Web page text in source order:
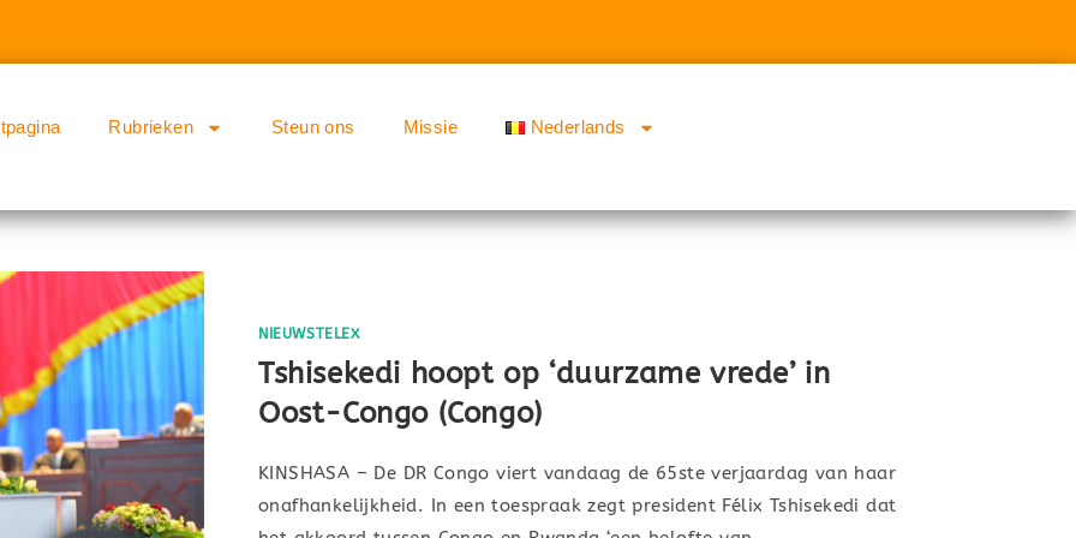
Rubrieken Steun ons Missie Nederlands
NIEUWSTELEX
Tshisekedi hoopt op ‘duurzame vrede’ in
Oost-Congo (Congo)
KINSHASA – De DR Congo viert vandaag de 65ste verjaardag van haar
onafhankelijkheid. In een toespraak zegt president Félix Tshisekedi dat